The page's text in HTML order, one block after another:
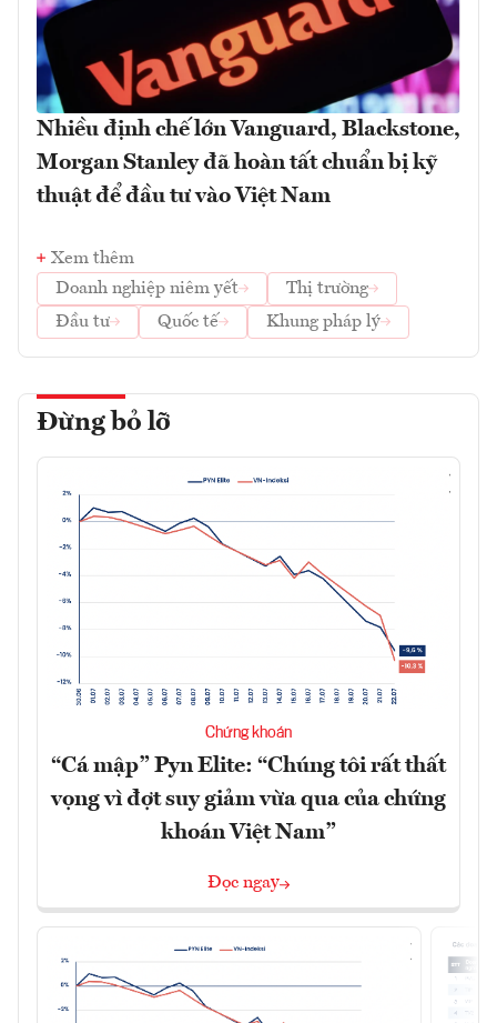
Nhiều định chế lớn Vanguard, Blackstone,
Morgan Stanley đã hoàn tất chuẩn bị kỹ
thuật để đầu tư vào Việt Nam
Xem thêm
Doanh nghiệp niêm yết
Thị trường
Đầu tư
Quốc tế Khung pháp lý
Đừng bỏ lỡ
Chứng khoán
“Cá mập” Pyn Elite: “Chúng tôi rất thất
vọng vì đợt suy giảm vừa qua của chứng
khoán Việt Nam”
Đọc ngay